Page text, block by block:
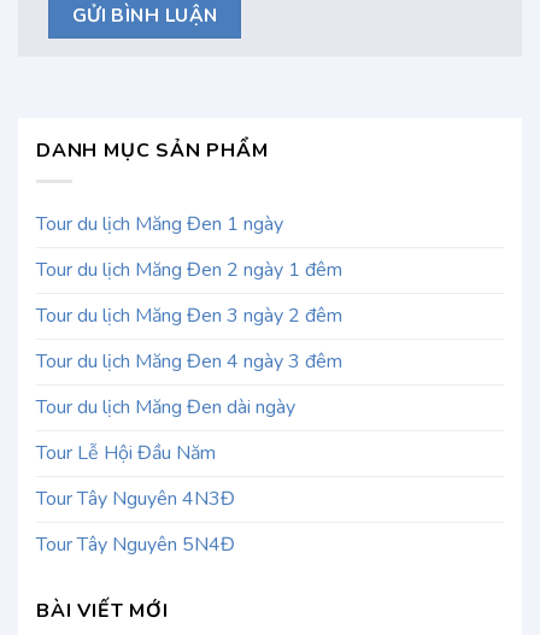
DANH MỤC SẢN PHẨM
Tour du lịch Măng Đen 1 ngày
Tour du lịch Măng Đen 2 ngày 1 đêm
Tour du lịch Măng Đen 3 ngày 2 đêm
Tour du lịch Măng Đen 4 ngày 3 đêm
Tour du lịch Măng Đen dài ngày
Tour Lễ Hội Đầu Năm
Tour Tây Nguyên 4N3Đ
Tour Tây Nguyên 5N4Đ
BÀI VIẾT MỚI